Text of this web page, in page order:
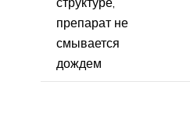
препарат не
смывается
дождем